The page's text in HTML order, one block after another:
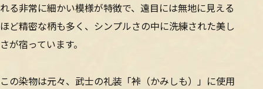
れる非常に細かい模様が特徴で、遠目には無地に見える
ほど精密な柄も多く、シンプルさの中に洗練された美し
さが宿っています。
この染物は元々、武士の礼装「裃（かみしも）」に使用